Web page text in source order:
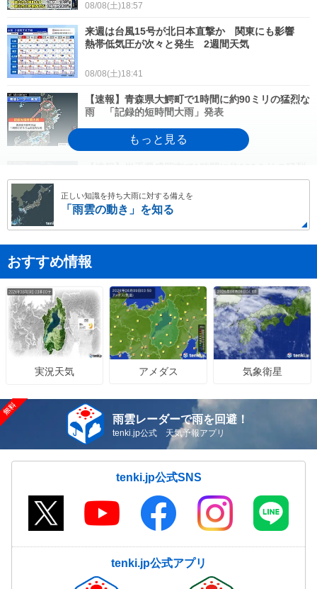
08/08(土)18:57
来週は台風15号が北日本直撃か 関東にも影響
熱帯低気圧が次々と発生 2週間天気
08/08(土)18:41
【速報】青森県大鰐町で1時間に約90ミリの猛烈な
雨 「記録的短時間大雨」発表
08/08(土)16:55
な雨 「記録的短時間大雨」発表
08/08(土)16:46
な雨 「記録的短時間大雨」発表
08/08(土)15:40
台風15号がお盆休みの東北地方に直撃か 関東も
影響を受け曇りや雨の日が続く
08/08(土)15:34
気象予報士の解説をもっと見る
正しい知識を持ち大雨に対する備えを
「雨雲の動き」を知る
おすすめ情報
実況天気 アメダス 気象衛星
雨雲レーダーで雨を回避！
tenki.jp公式 天気予報アプリ
tenki.jp公式SNS
tenki.jp公式アプリ